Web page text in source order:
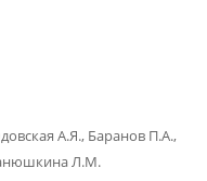
А.Я., Баранов П.А.,
Л.М.